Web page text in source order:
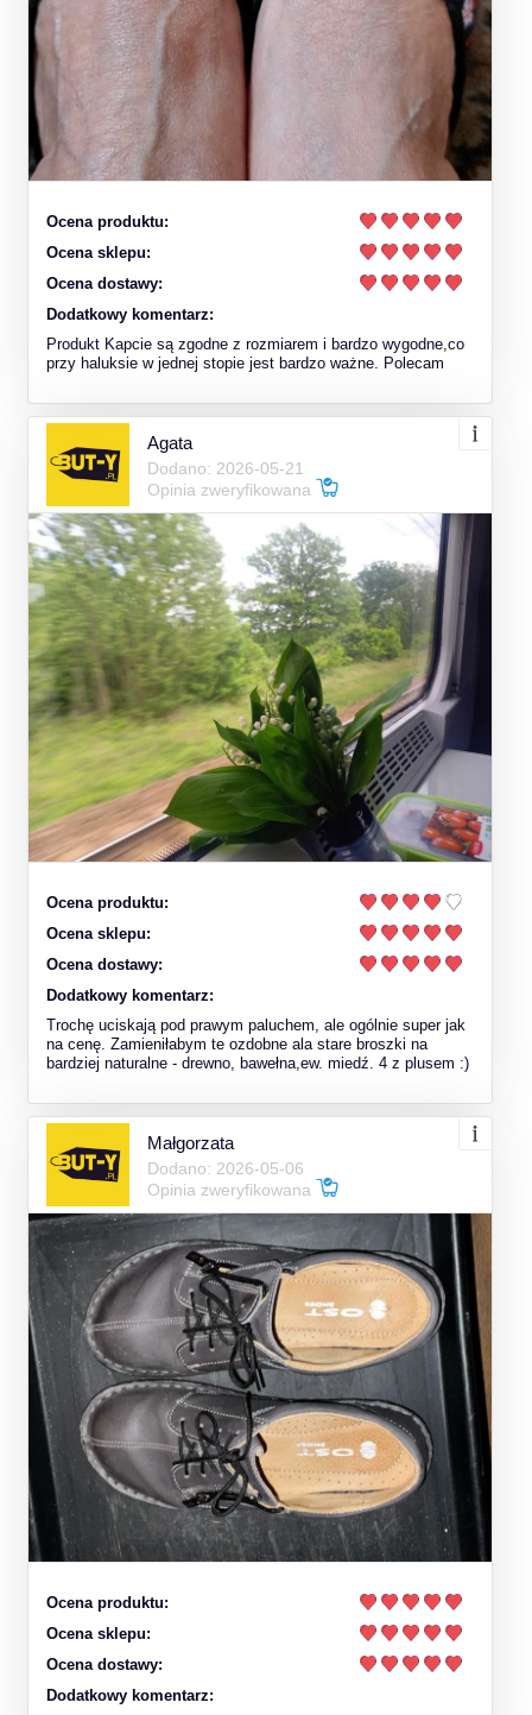
Ocena produktu:
Ocena sklepu:
Ocena dostawy:
Dodatkowy komentarz:
Produkt Kapcie są zgodne z rozmiarem i bardzo wygodne,co
przy haluksie w jednej stopie jest bardzo ważne. Polecam
Agata
Dodano: 2026-05-21
Opinia zweryfikowana
Ocena produktu:
Ocena sklepu:
Ocena dostawy:
Dodatkowy komentarz:
Trochę uciskają pod prawym paluchem, ale ogólnie super jak
na cenę. Zamieniłabym te ozdobne ala stare broszki na
bardziej naturalne - drewno, bawełna,ew. miedź. 4 z plusem :)
Małgorzata
Dodano: 2026-05-06
Opinia zweryfikowana
Ocena produktu:
Ocena sklepu:
Ocena dostawy:
Dodatkowy komentarz: